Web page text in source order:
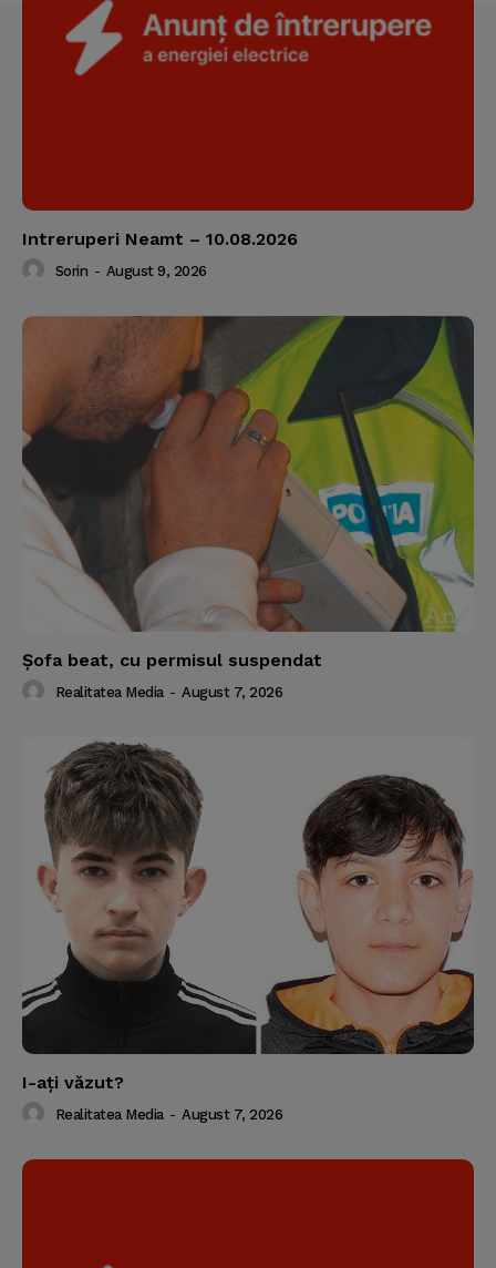
Intreruperi Neamt – 10.08.2026
Sorin - August 9, 2026
Şofa beat, cu permisul suspendat
Realitatea Media - August 7, 2026
I-aţi văzut?
Realitatea Media - August 7, 2026